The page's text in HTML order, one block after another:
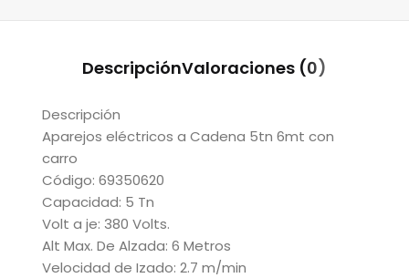
DescripciónValoraciones (0)
Descripción
Aparejos eléctricos a Cadena 5tn 6mt con
carro
Código: 69350620
Capacidad: 5 Tn
Volt a je: 380 Volts.
Alt Max. De Alzada: 6 Metros
Velocidad de Izado: 2.7 m/min